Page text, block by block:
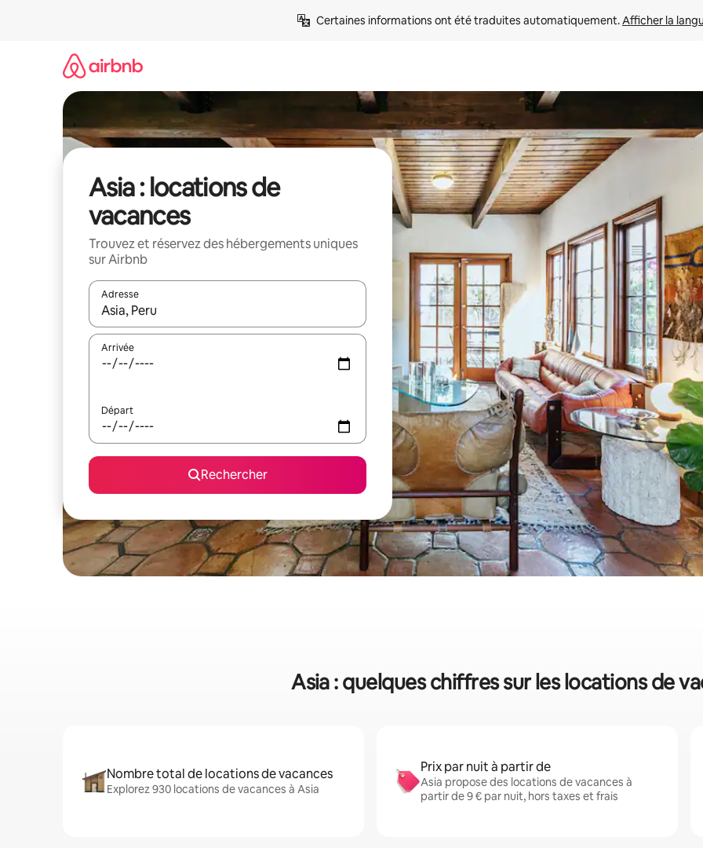
Certaines informations ont été traduites automatiquement. Afficher la
Asia : locations de
vacances
Trouvez et réservez des hébergements uniques
sur Airbnb
Adresse
Lorsque les résultats s'affichent, utilisez les flèches vers le haut et vers le bas pour les parcourir ou en appuyant et en
Arrivée
Départ
Rechercher
Asia : quelques chiffres sur les locations de
Nombre total de locations de vacances
Explorez 930 locations de vacances à Asia
Prix par nuit à partir de
Asia propose des locations de vacances à
partir de 9 € par nuit, hors taxes et frais